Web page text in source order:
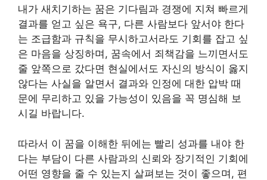
내가 새치기하는 꿈은 기다림과 경쟁에 지쳐 빠르게
결과를 얻고 싶은 욕구, 다른 사람보다 앞서야 한다
는 조급함과 규칙을 무시하고서라도 기회를 잡고 싶
은 마음을 상징하며, 꿈속에서 죄책감을 느끼면서도
줄 앞쪽으로 갔다면 현실에서도 자신의 방식이 옳지
않다는 사실을 알면서 결과와 인정에 대한 압박 때
문에 무리하고 있을 가능성이 있음을 꼭 명심해 보
시길 바랍니다.
따라서 이 꿈을 이해한 뒤에는 빨리 성과를 내야 한
다는 부담이 다른 사람과의 신뢰와 장기적인 기회에
어떤 영향을 줄 수 있는지 살펴보는 것이 좋으며, 편